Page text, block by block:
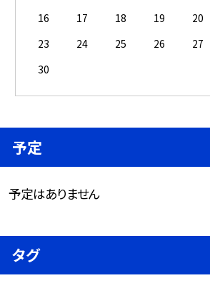
16
17 18 19 20
23
24 25 26 27
30
予定
予定はありません
タグ